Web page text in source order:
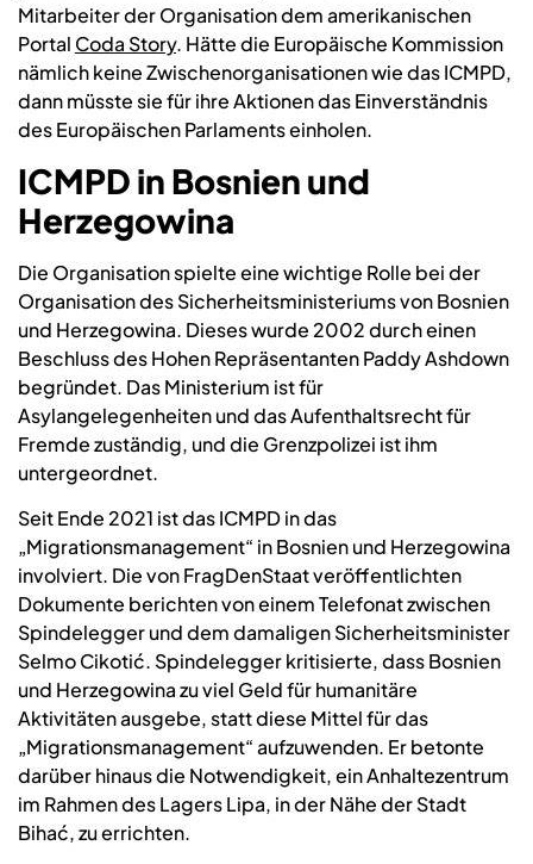
Mitarbeiter der Organisation dem amerikanischen
Portal Coda Story. Hätte die Europäische Kommission
nämlich keine Zwischenorganisationen wie das ICMPD,
dann müsste sie für ihre Aktionen das Einverständnis
des Europäischen Parlaments einholen.
ICMPD in Bosnien und
Herzegowina
Die Organisation spielte eine wichtige Rolle bei der
Organisation des Sicherheitsministeriums von Bosnien
und Herzegowina. Dieses wurde 2002 durch einen
Beschluss des Hohen Repräsentanten Paddy Ashdown
begründet. Das Ministerium ist für
Asylangelegenheiten und das Aufenthaltsrecht für
Fremde zuständig, und die Grenzpolizei ist ihm
untergeordnet.
Seit Ende 2021 ist das ICMPD in das
„Migrationsmanagement“ in Bosnien und Herzegowina
involviert. Die von FragDenStaat veröffentlichten
Dokumente berichten von einem Telefonat zwischen
Spindelegger und dem damaligen Sicherheitsminister
Selmo Cikotić. Spindelegger kritisierte, dass Bosnien
und Herzegowina zu viel Geld für humanitäre
Aktivitäten ausgebe, statt diese Mittel für das
„Migrationsmanagement“ aufzuwenden. Er betonte
darüber hinaus die Notwendigkeit, ein Anhaltezentrum
im Rahmen des Lagers Lipa, in der Nähe der Stadt
Bihać, zu errichten.